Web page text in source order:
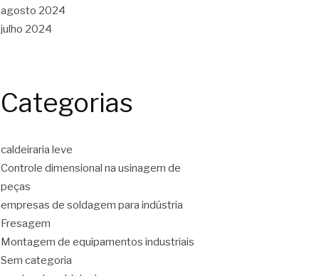
agosto 2024
julho 2024
Categorias
caldeiraria leve
Controle dimensional na usinagem de
peças
empresas de soldagem para indústria
Fresagem
Montagem de equipamentos industriais
Sem categoria